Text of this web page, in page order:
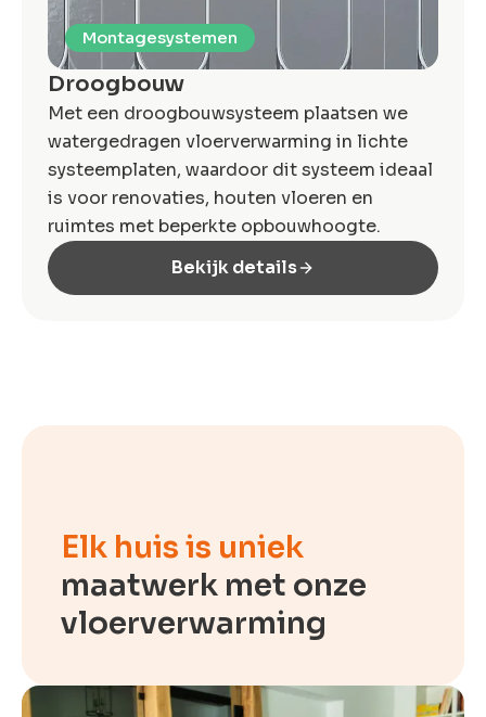
Montagesystemen
Droogbouw
Met een droogbouwsysteem plaatsen we
watergedragen vloerverwarming in lichte
systeem­platen, waardoor dit systeem ideaal
is voor renovaties, houten vloeren en
ruimtes met beperkte opbouwhoogte.
Bekijk details
Elk huis is uniek
maatwerk met onze
vloerverwarming